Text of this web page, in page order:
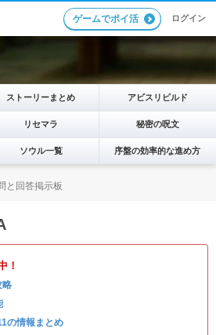
ゲームでポイ活 ログイン
ストーリーまとめ アビスリビルド
リセマラ 秘密の呪文
ソウル一覧 序盤の効率的な進め方
と回答掲示板
！
略
の情報まとめ